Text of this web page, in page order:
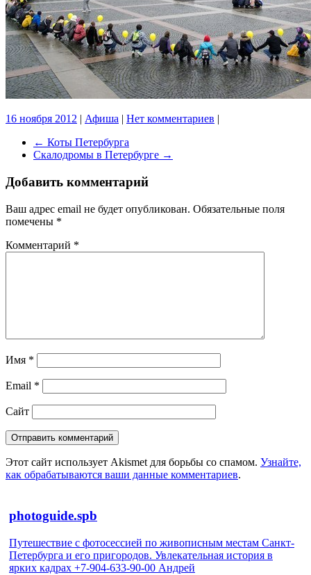
16 ноября 2012 | Афиша | Нет комментариев |
← Коты Петербурга
Скалодромы в Петербурге →
Добавить комментарий
Ваш адрес email не будет опубликован. Обязательные поля
помечены *
Комментарий *
Имя *
Email *
Сайт
Этот сайт использует Akismet для борьбы со спамом. Узнайте,
как обрабатываются ваши данные комментариев.
photoguide.spb
Путешествие с фотосессией по живописным местам Санкт-
Петербурга и его пригородов. Увлекательная история в
ярких кадрах +7-904-633-90-00 Андрей